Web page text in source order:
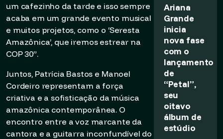
um cafezinho da tarde e isso sempre
acaba em um grande evento musical
e muitos projetos, como o ‘Seresta
Amazônica’, que iremos estrear na
COP 30”.
Juntos, Patrícia Bastos e Manoel
Cordeiro representam a força
criativa e a sofisticação da música
amazônica contemporânea. O
encontro entre a voz marcante da
cantora e a guitarra inconfundível do
Ariana
Grande
inicia
nova fase
com o
lançamento
de
“Petal”,
seu
oitavo
álbum de
estúdio